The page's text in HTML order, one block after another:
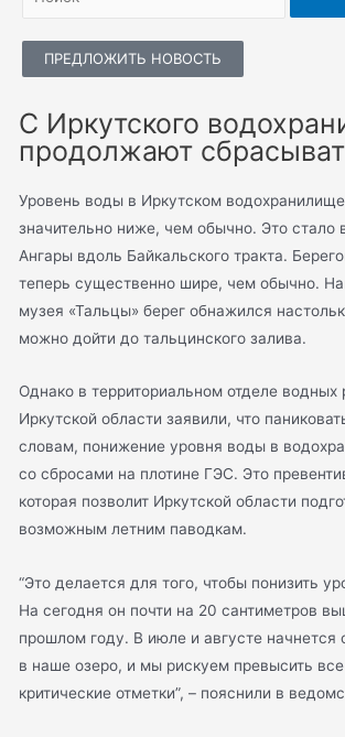
ПРЕДЛОЖИТЬ НОВОСТЬ
С Иркутского
продолжают
Уровень воды в Иркутском водохранилище
значительно ниже, чем обычно. Это стало
Ангары вдоль Байкальского тракта.
теперь существенно шире, чем обычно.
музея «Тальцы» берег обнажился
можно дойти до тальцинского залива.
Однако в территориальном отделе водных
Иркутской области заявили, что
словам, понижение уровня воды в
со сбросами на плотине ГЭС. Это
которая позволит Иркутской области
возможным летним паводкам.
“Это делается для того, чтобы понизить
На сегодня он почти на 20 сантиметров
прошлом году. В июле и августе начнется
в наше озеро, и мы рискуем превысить
критические отметки”, – пояснили в